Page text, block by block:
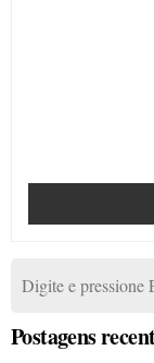
Postagens